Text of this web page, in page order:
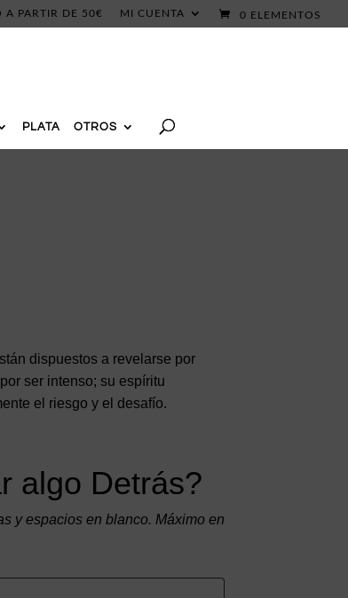
A PARTIR DE 50€ MI CUENTA 0 ELEMENTOS
PLATA OTROS
dispuestos a revelarse por
ser intenso; su espíritu
el riesgo y el desafío.
algo Detrás?
y espacios en blanco. Máximo en